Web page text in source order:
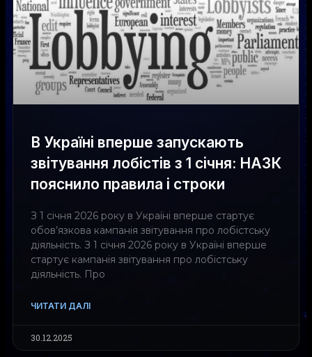
В Україні вперше запускають
звітування лобістів з 1 січня: НАЗК
пояснило правила і строки
З 1 січня 2026 року в Україні вперше стартує
обов’язкова кампанія звітування про лобістську
діяльність. З 1 січня 2026 року в Україні вперше
стартує кампанія звітування про лобістську
діяльність. Про
ЧИТАТИ ДАЛІ
30.12.2025